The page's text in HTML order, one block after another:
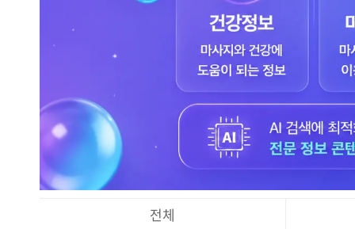
전체